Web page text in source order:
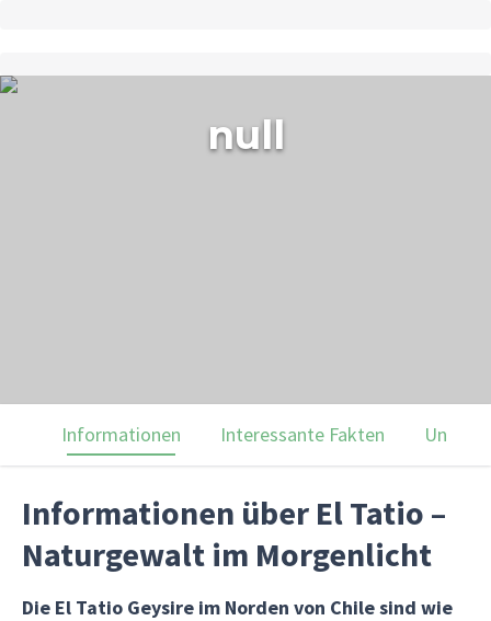
null
Informationen Interessante Fakten Unsere
Informationen über El Tatio –
Naturgewalt im Morgenlicht
Die El Tatio Geysire im Norden von Chile sind wie